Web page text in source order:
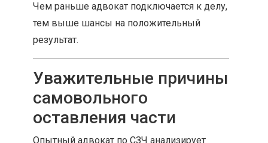
Чем раньше адвокат подключается к делу,
тем выше шансы на положительный
результат.
Уважительные причины
самовольного
оставления части
Опытный адвокат по СЗЧ анализирует